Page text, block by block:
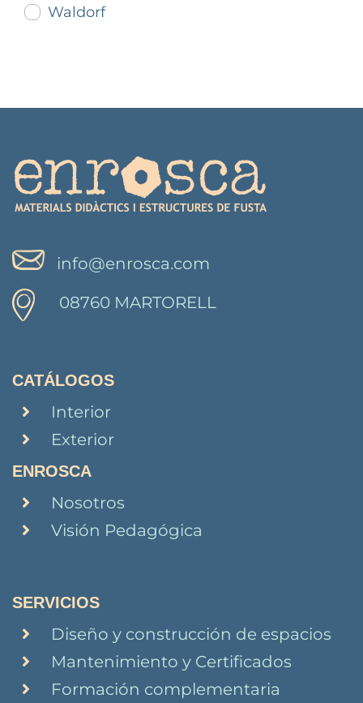
Waldorf
info@enrosca.com
08760 MARTORELL
CATÁLOGOS
Interior
Exterior
ENROSCA
Nosotros
Visión Pedagógica
SERVICIOS
Diseño y construcción de espacios
Mantenimiento y Certificados
Formación complementaria